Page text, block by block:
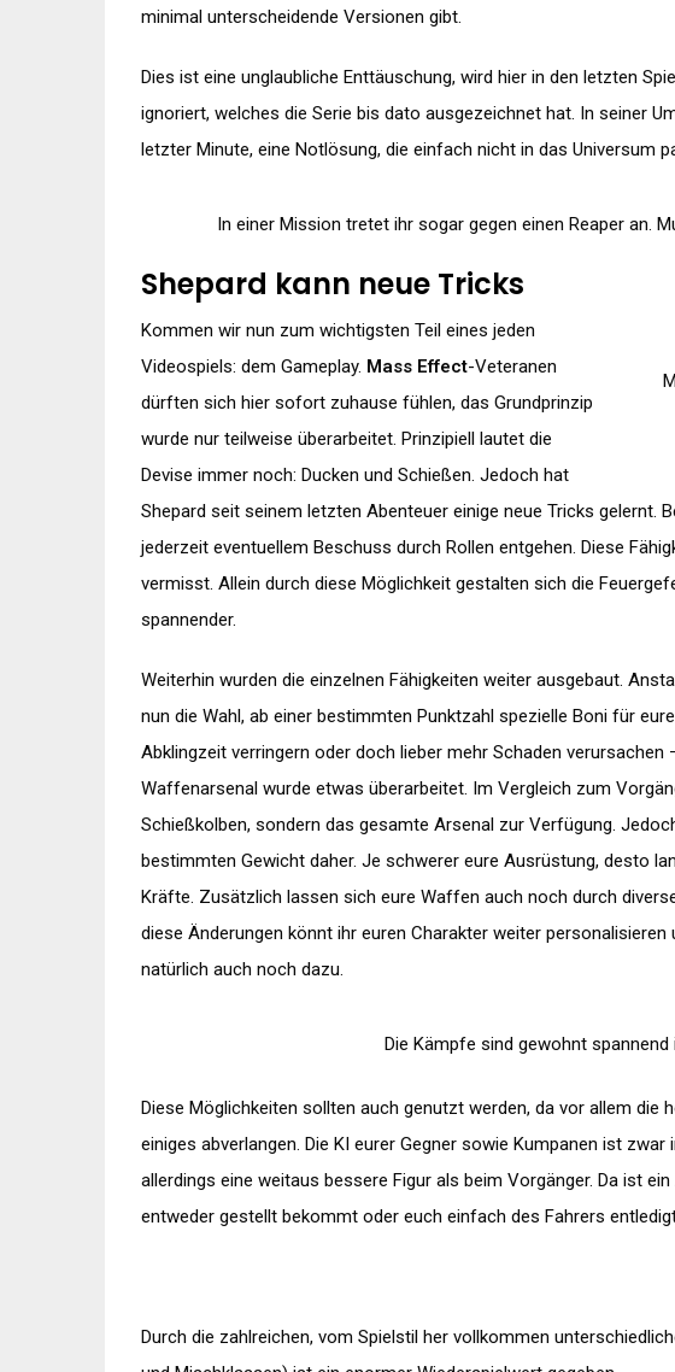
minimal unterscheidende Versionen gibt.
Dies ist eine unglaubliche Enttäuschung, wird hier in den letzten
ignoriert, welches die Serie bis dato ausgezeichnet hat. In seiner
letzter Minute, eine Notlösung, die einfach nicht in das Universum
In einer Mission tretet ihr sogar gegen einen Reaper an.
Shepard kann neue Tricks
Kommen wir nun zum wichtigsten Teil eines jeden
Videospiels: dem Gameplay. Mass Effect-Veteranen
dürften sich hier sofort zuhause fühlen, das Grundprinzip
wurde nur teilweise überarbeitet. Prinzipiell lautet die
Devise immer noch: Ducken und Schießen. Jedoch hat
Shepard seit seinem letzten Abenteuer einige neue Tricks gelernt.
jederzeit eventuellem Beschuss durch Rollen entgehen. Diese
vermisst. Allein durch diese Möglichkeit gestalten sich die
spannender.
Weiterhin wurden die einzelnen Fähigkeiten weiter ausgebaut.
nun die Wahl, ab einer bestimmten Punktzahl spezielle Boni für
Abklingzeit verringern oder doch lieber mehr Schaden verursachen
Waffenarsenal wurde etwas überarbeitet. Im Vergleich zum
Schießkolben, sondern das gesamte Arsenal zur Verfügung.
bestimmten Gewicht daher. Je schwerer eure Ausrüstung, desto
Kräfte. Zusätzlich lassen sich eure Waffen auch noch durch
diese Änderungen könnt ihr euren Charakter weiter
natürlich auch noch dazu.
Die Kämpfe sind gewohnt spannend
Diese Möglichkeiten sollten auch genutzt werden, da vor allem die
einiges abverlangen. Die KI eurer Gegner sowie Kumpanen ist
allerdings eine weitaus bessere Figur als beim Vorgänger. Da ist
entweder gestellt bekommt oder euch einfach des Fahrers
Durch die zahlreichen, vom Spielstil her vollkommen